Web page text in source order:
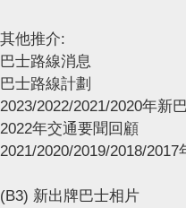
其他推介:
巴士路線消息
巴士路線計劃
2023/2022/2021/2020年新
2022年交通要聞回顧
2021/2020/2019/2018/
(B3) 新出牌巴士相片